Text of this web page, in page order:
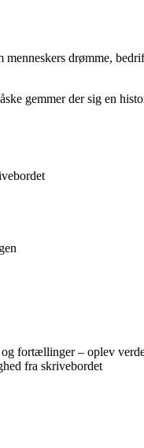
drømme,
gemmer der sig en
fortællinger – oplev
fra skrivebordet